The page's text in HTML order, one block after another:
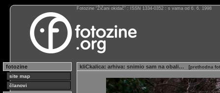
Fotozine “Žičani okidač” : ISSN 1334-0352 : s vama od 6. 6. 1998
fotozine
site map
članovi
kliCkalica: arhiva: snimio sam na obali… [prethodna